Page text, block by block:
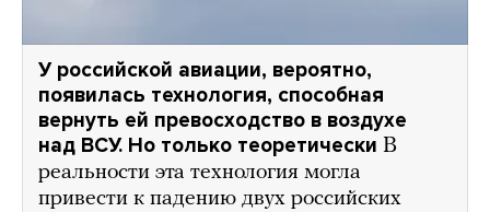
У российской авиации, вероятно,
появилась технология, способная
вернуть ей превосходство в воздухе
над ВСУ. Но только теоретически В
реальности эта технология могла
привести к падению двух российских